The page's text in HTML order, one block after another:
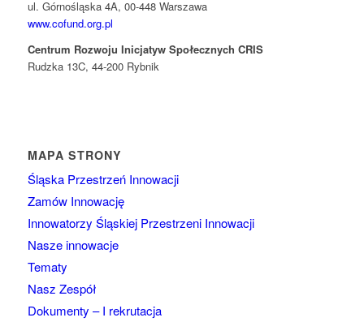
ul. Górnośląska 4A, 00-448 Warszawa
www.cofund.org.pl
Centrum Rozwoju Inicjatyw Społecznych CRIS
Rudzka 13C, 44-200 Rybnik
MAPA STRONY
Śląska Przestrzeń Innowacji
Zamów Innowację
Innowatorzy Śląskiej Przestrzeni Innowacji
Nasze innowacje
Tematy
Nasz Zespół
Dokumenty – I rekrutacja